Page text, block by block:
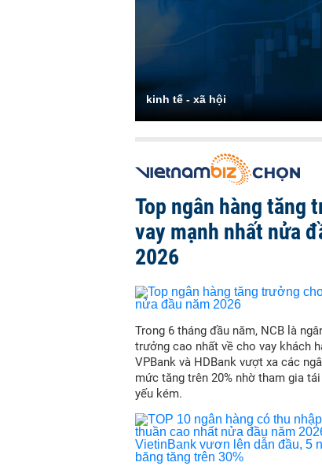
kinh tế - xã hội
Top ngân hàng tăng
vay mạnh nhất nửa
2026
Trong 6 tháng đầu năm, NCB là
trưởng cao nhất về cho vay khách
VPBank và HDBank vượt xa các
mức tăng trên 20% nhờ tham gia
yếu kém.